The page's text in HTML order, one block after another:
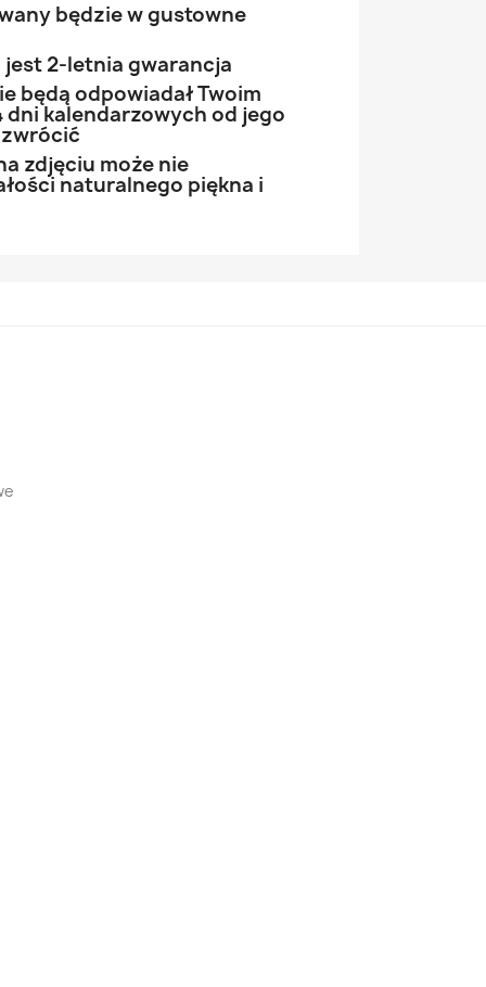
będzie w gustowne
2-letnia gwarancja
będą odpowiadał Twoim
dni kalendarzowych od jego
zdjęciu może nie
naturalnego piękna i